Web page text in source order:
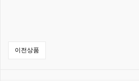
이전상품